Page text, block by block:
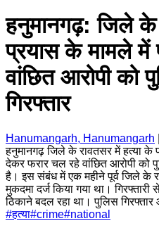
हनुमानगढ़: जिले के
प्रयास के मामले में
वांछित आरोपी को
गिरफ्तार
Hanumangarh, Hanumangarh
हनुमानगढ़ जिले के रावतसर में हत्या
देकर फरार चल रहे वांछित आरोपी को
है। इस संबंध में एक महीने पूर्व जिले के
मुकदमा दर्ज किया गया था।
ठिकाने बदल रहा था। पुलिस
#हत्या#crime#national